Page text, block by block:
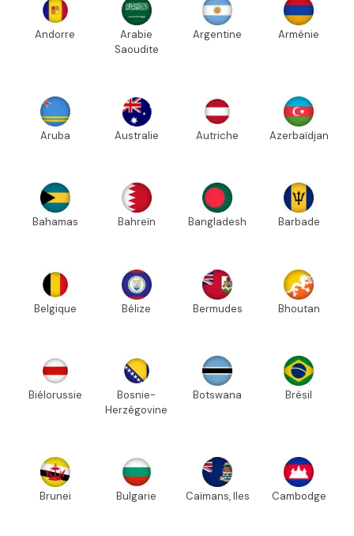
Andorre
Arabie
Saoudite
Argentine Arménie
Aruba Australie Autriche Azerbaïdjan
Bahamas Bahreïn Bangladesh Barbade
Belgique Bélize Bermudes Bhoutan
Biélorussie
Bosnie-
Herzégovine
Botswana Brésil
Brunei Bulgarie Caïmans, Iles Cambodge